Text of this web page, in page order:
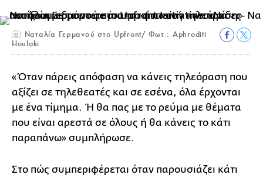
Ναταλία Γερμανού στο Upfront/ Φωτ.: Aphroditi
Houlaki
«Όταν πάρεις απόφαση να κάνεις τηλεόραση που
αξίζει σε τηλεθεατές και σε εσένα, όλα έρχονται
με ένα τίμημα. Ή θα πας με το ρεύμα με θέματα
που είναι αρεστά σε όλους ή θα κάνεις το κάτι
παραπάνω» συμπλήρωσε.
Στο πώς συμπεριφέρεται όταν παρουσιάζει κάτι